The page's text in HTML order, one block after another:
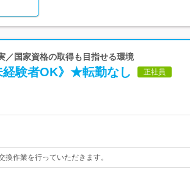
／国家資格の取得も目指せる環境
経験者OK》★転勤なし 正社員
作業を行っていただきます。